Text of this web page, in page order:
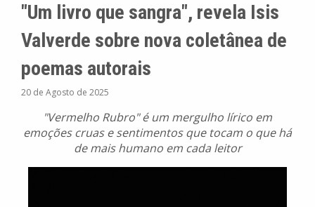
"Um livro que sangra", revela Isis
Valverde sobre nova coletânea de
poemas autorais
20 de Agosto de 2025
"Vermelho Rubro" é um mergulho lírico em
emoções cruas e sentimentos que tocam o que há
de mais humano em cada leitor